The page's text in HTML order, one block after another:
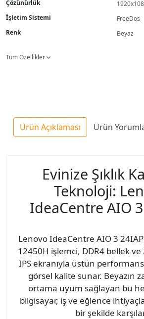
Çözünürlük
İşletim Sistemi
FreeDos
Renk
Beyaz
Tüm Özellikler
Ürün Açıklaması Ürün
Evinize Şıklık
Teknoloji:
IdeaCentre AIO
Lenovo IdeaCentre AIO 3
12450H işlemci, DDR4 bellek
IPS ekranıyla üstün
görsel kalite sunar. Beyazın
ortama uyum sağlayan bu
bilgisayar, iş ve eğlence
bir şekilde